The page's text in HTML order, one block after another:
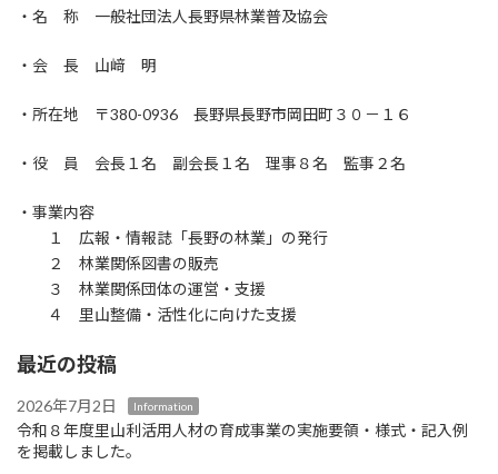
・名 称 一般社団法人長野県林業普及協会
・会 長 山﨑 明
・所在地 〒380-0936 長野県長野市岡田町３０－１６
・役 員 会長１名 副会長１名 理事８名 監事２名
・事業内容
１ 広報・情報誌「長野の林業」の発行
２ 林業関係図書の販売
３ 林業関係団体の運営・支援
４ 里山整備・活性化に向けた支援
最近の投稿
2026年7月2日 Information
令和８年度里山利活用人材の育成事業の実施要領・様式・記入例
を掲載しました。